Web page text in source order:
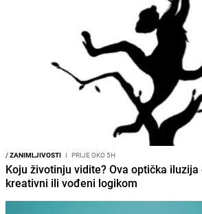
/ZANIMLJIVOSTI I PRIJE OKO 5H
Koju životinju vidite? Ova optička
kreativni ili vođeni logikom